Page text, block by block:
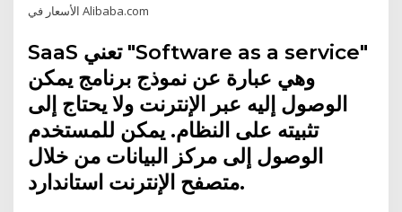
الأسعار في Alibaba.com
SaaS تعني "Software as a service"
وهي عبارة عن نموذج برنامج يمكن
الوصول إليه عبر الإنترنت ولا يحتاج إلى
تثبيته على النظام. يمكن للمستخدم
الوصول إلى مركز البيانات من خلال
متصفح الإنترنت استاندارد.